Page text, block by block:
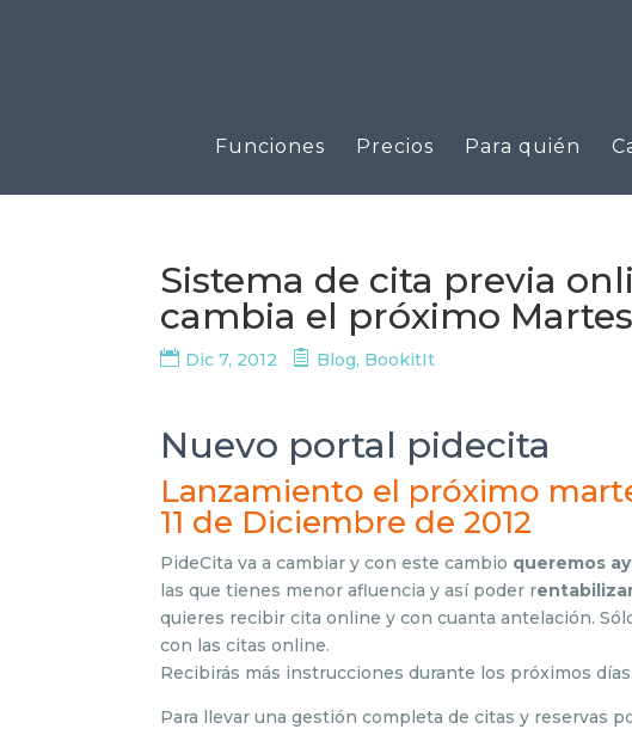
Funciones Precios Para quién
Sistema de cita previa
cambia el próximo
Dic 7, 2012 Blog, BookitIt
Nuevo portal pidecita
Lanzamiento el próximo
11 de Diciembre de 2012
PideCita va a cambiar y con este cambio queremos
las que tienes menor afluencia y así poder r
quieres recibir cita online y con cuanta antelación.
con las citas online.
Recibirás más instrucciones durante los próximos días.
Para llevar una gestión completa de citas y reservas